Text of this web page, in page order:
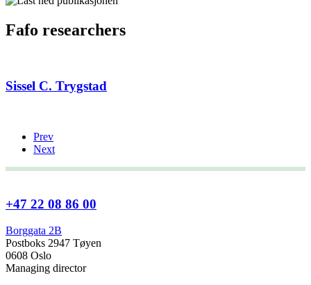
Fafo researchers
Sissel C. Trygstad
Prev
Next
+47 22 08 86 00
Borggata 2B
Postboks 2947 Tøyen
0608 Oslo
Managing director